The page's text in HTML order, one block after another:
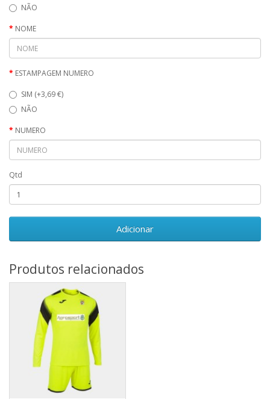
NÃO
NOME
ESTAMPAGEM NUMERO
SIM (+3,69 €)
NÃO
NUMERO
Qtd
Adicionar
Produtos relacionados